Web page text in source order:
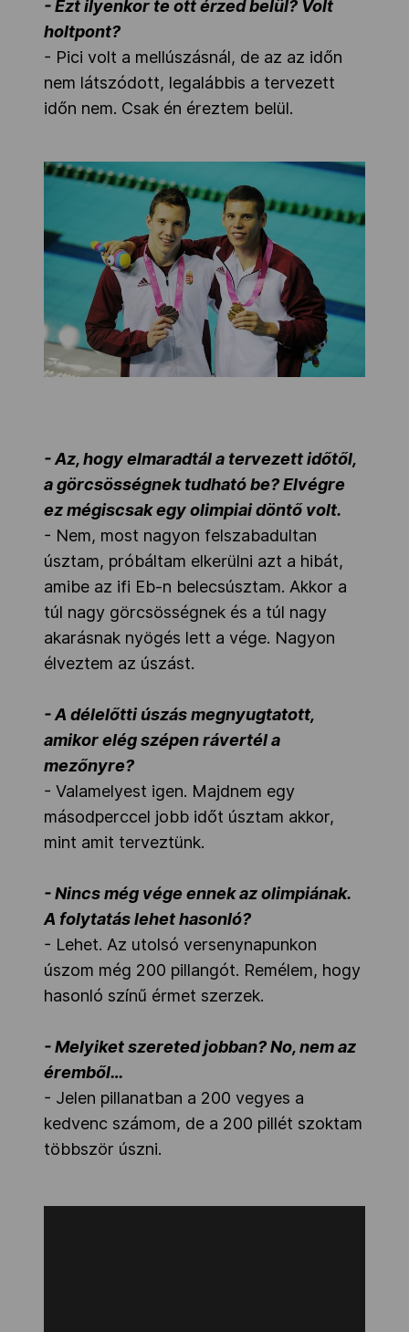
- Ezt ilyenkor te ott érzed belül? Volt
holtpont?
- Pici volt a mellúszásnál, de az az időn
nem látszódott, legalábbis a tervezett
időn nem. Csak én éreztem belül.
- Az, hogy elmaradtál a tervezett időtől,
a görcsösségnek tudható be? Elvégre
ez mégiscsak egy olimpiai döntő volt.
- Nem, most nagyon felszabadultan
úsztam, próbáltam elkerülni azt a hibát,
amibe az ifi Eb-n belecsúsztam. Akkor a
túl nagy görcsösségnek és a túl nagy
akarásnak nyögés lett a vége. Nagyon
élveztem az úszást.
- A délelőtti úszás megnyugtatott,
amikor elég szépen rávertél a
mezőnyre?
- Valamelyest igen. Majdnem egy
másodperccel jobb időt úsztam akkor,
mint amit terveztünk.
- Nincs még vége ennek az olimpiának.
A folytatás lehet hasonló?
- Lehet. Az utolsó versenynapunkon
úszom még 200 pillangót. Remélem, hogy
hasonló színű érmet szerzek.
- Melyiket szereted jobban? No, nem az
éremből…
- Jelen pillanatban a 200 vegyes a
kedvenc számom, de a 200 pillét szoktam
többször úszni.